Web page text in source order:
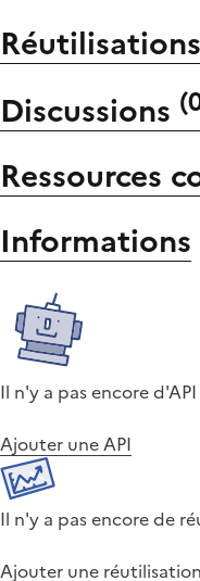
Discussions (
Ressources
Informations
Il n'y a pas encore d'API
Ajouter une API
Il n'y a pas encore de
Ajouter une réutilisation